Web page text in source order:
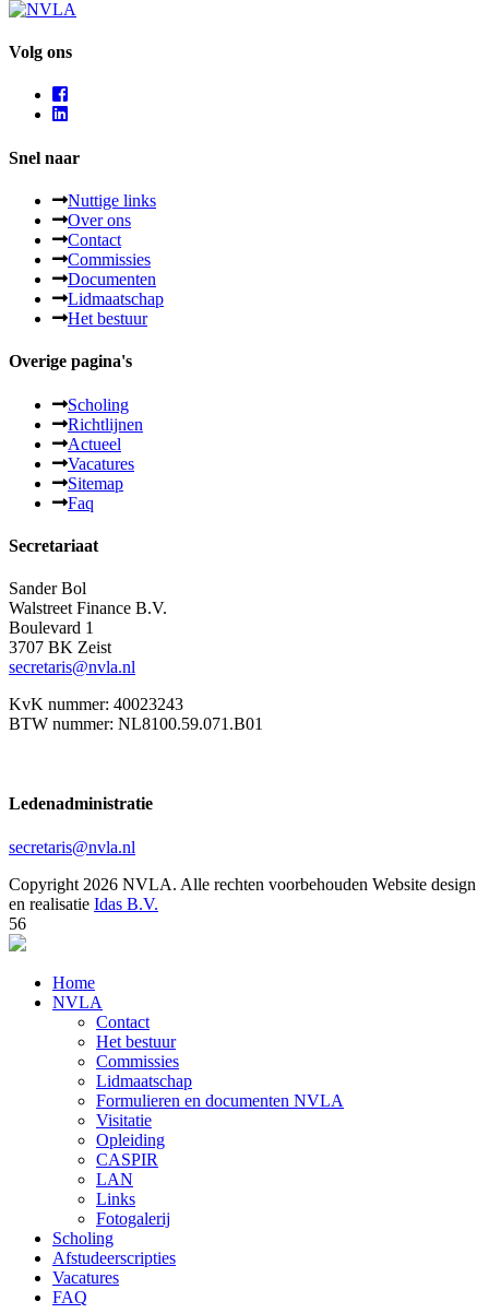
Volg ons
Snel naar
Nuttige links
Over ons
Contact
Commissies
Documenten
Lidmaatschap
Het bestuur
Overige pagina's
Scholing
Richtlijnen
Actueel
Vacatures
Sitemap
Faq
Secretariaat
Sander Bol
Walstreet Finance B.V.
Boulevard 1
3707 BK Zeist
secretaris@nvla.nl
KvK nummer: 40023243
BTW nummer: NL8100.59.071.B01
Ledenadministratie
secretaris@nvla.nl
Copyright 2026 NVLA. Alle rechten voorbehouden Website design
en realisatie Idas B.V.
56
Home
NVLA
Contact
Het bestuur
Commissies
Lidmaatschap
Formulieren en documenten NVLA
Visitatie
Opleiding
CASPIR
LAN
Links
Fotogalerij
Scholing
Afstudeerscripties
Vacatures
FAQ